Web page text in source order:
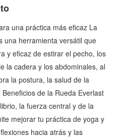
una práctica más eficaz La
una herramienta versátil que
y eficaz de estirar el pecho, los
la cadera y los abdominales, al
la postura, la salud de la
de la Rueda Everlast
la fuerza central y de la
mejorar tu práctica de yoga y
hacia atrás y las